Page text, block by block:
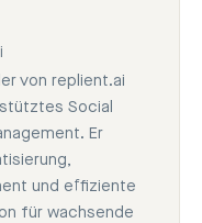
von replient.ai
Social
Er
und effiziente
für wachsende